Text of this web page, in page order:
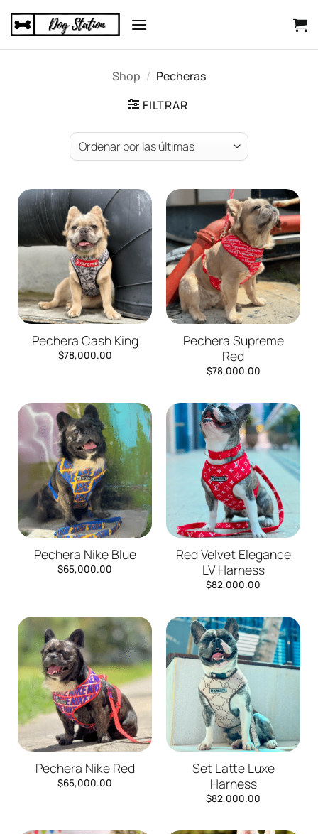
Shop / Pecheras
FILTRAR
Pechera Cash King
$78,000.00
Pechera Supreme
Red
$78,000.00
Pechera Nike Blue
$65,000.00
Red Velvet Elegance
LV Harness
$82,000.00
Pechera Nike Red
$65,000.00
Set Latte Luxe
Harness
$82,000.00